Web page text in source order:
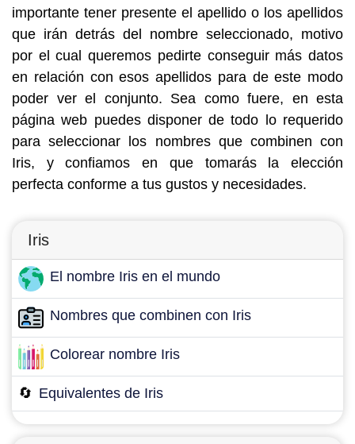
importante tener presente el apellido o los apellidos
que irán detrás del nombre seleccionado, motivo
por el cual queremos pedirte conseguir más datos
en relación con esos apellidos para de este modo
poder ver el conjunto. Sea como fuere, en esta
página web puedes disponer de todo lo requerido
para seleccionar los nombres que combinen con
Iris, y confiamos en que tomarás la elección
perfecta conforme a tus gustos y necesidades.
Iris
El nombre Iris en el mundo
Nombres que combinen con Iris
Colorear nombre Iris
🔄 Equivalentes de Iris